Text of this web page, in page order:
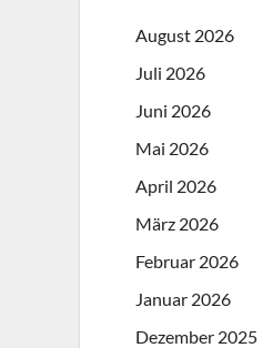
August 2026
Juli 2026
Juni 2026
Mai 2026
April 2026
März 2026
Februar 2026
Januar 2026
Dezember 2025